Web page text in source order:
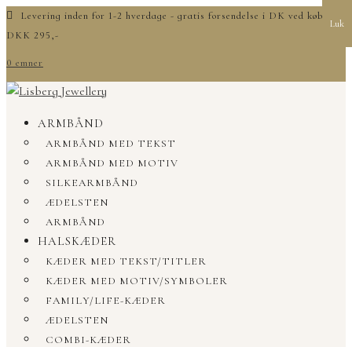
Levering inden for 1-2 hverdage - gratis forsendelse i DK ved køb over
DKK 295,-
0 emner
ARMBÅND
ARMBÅND MED TEKST
ARMBÅND MED MOTIV
SILKEARMBÅND
ÆDELSTEN
ARMBÅND
HALSKÆDER
KÆDER MED TEKST/TITLER
KÆDER MED MOTIV/SYMBOLER
FAMILY/LIFE-KÆDER
ÆDELSTEN
COMBI-KÆDER
Luk